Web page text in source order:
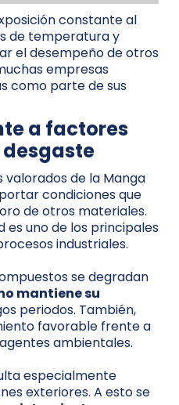
constante al
de temperatura y
el desempeño de otros
empresas
como parte de sus
a factores
valorados de la Manga
condiciones que
de otros materiales.
es uno de los principales
industriales.
se degradan
mantiene su
periodos. También,
favorable frente a
ambientales.
especialmente
exteriores. A esto se